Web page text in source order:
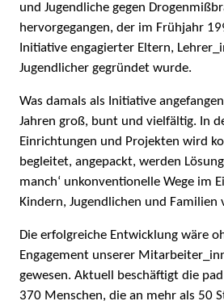
und Jugendliche gegen
hervorgegangen, der im Frühjahr
Initiative engagierter Eltern,
Jugendlicher gegründet wurde.
Was damals als Initiative
Jahren groß, bunt und vielfältig. In
Einrichtungen und Projekten wird
begleitet, angepackt, werden
manch‘ unkonventionelle Wege im
Kindern, Jugendlichen und Familien
Die erfolgreiche Entwicklung wäre
Engagement unserer
gewesen. Aktuell beschäftigt die
370 Menschen, die an mehr als 50